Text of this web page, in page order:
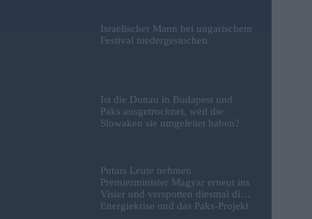
Israelischer Mann bei ungarischem
Festival niedergestochen
Ist die Donau in Budapest und
Paks ausgetrocknet, weil die
Slowaken sie umgeleitet haben?
Putins Leute nehmen
Premierminister Magyar erneut ins
Visier und verspotten diesmal die
Energiekrise und das Paks-Projekt